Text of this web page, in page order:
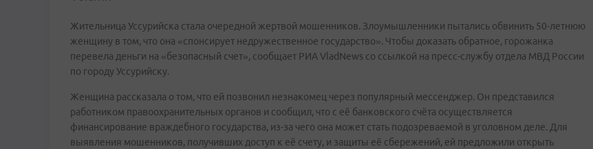
Жительница Уссурийска стала очередной жертвой мошенников. Злоумышленники пытались обвинить 50-летнюю
женщину в том, что она «спонсирует недружественное государство». Чтобы доказать обратное, горожанка
перевела деньги на «безопасный счет», сообщает РИА VladNews со ссылкой на пресс-службу отдела МВД России
по городу Уссурийску.
Женщина рассказала о том, что ей позвонил незнакомец через популярный мессенджер. Он представился
работником правоохранительных органов и сообщил, что с её банковского счёта осуществляется
финансирование враждебного государства, из-за чего она может стать подозреваемой в уголовном деле. Для
выявления мошенников, получивших доступ к её счету, и защиты её сбережений, ей предложили открыть